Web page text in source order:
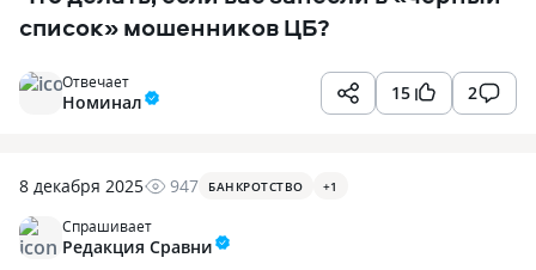
список» мошенников ЦБ?
15 2
Отвечает
Номинал
8 декабря 2025 947 БАНКРОТСТВО +1
Спрашивает
Редакция Сравни